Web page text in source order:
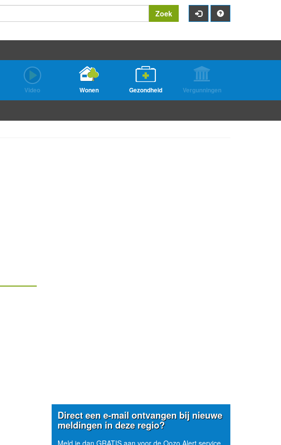
Zoek
Video Wonen Gezondheid Vergunningen
Direct een e-mail ontvangen bij nieuwe
meldingen in deze regio?
Meld je dan GRATIS aan voor de Oozo Alert service